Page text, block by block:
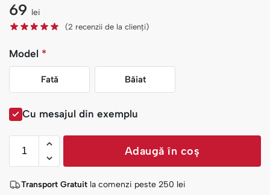
69 lei
(2 recenzii de la clienți)
Model *
Fată Băiat
Cu mesajul din exemplu
Adaugă în coș
Transport Gratuit la comenzi peste 250 lei